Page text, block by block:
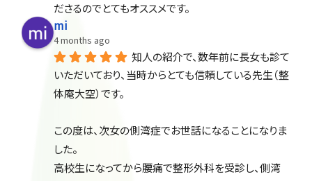
ださるのでとてもオススメです。
mi
4 months ago
知人の紹介で、数年前に長女も診て
いただいており、当時からとても信頼している先生（整
体庵大空）です。
この度は、次女の側湾症でお世話になることになりま
した。
高校生になってから腰痛で整形外科を受診し、側湾